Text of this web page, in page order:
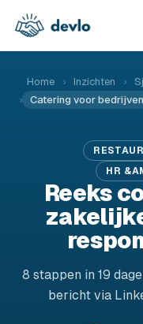
Home › Inzichten ›
›
Catering voor bedrijven
HR
Reeks
8 stappen in 19
bericht via